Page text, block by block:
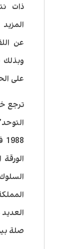
ذات
عن
وبذلك
على
ترجع
التوحد
صلة